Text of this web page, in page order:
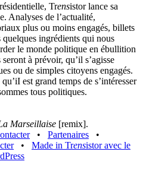
Trensistor lance sa
Analyses de l’actualité,
plus ou moins engagés, billets
ingrédients qui nous
le monde politique en ébullition
à prévoir, qu’il s’agisse
ou de simples citoyens engagés.
est grand temps de s’intéresser
tous politiques.
Marseillaise [remix].
• Partenaires
•
• Made in Trensistor avec le